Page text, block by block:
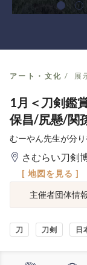
アート・文化 展
1月＜刀剣鑑
保昌/尻懸/関
むーやん先生が分
さむらい刀剣
[ 地図を見る ]
主催者団体情
刀 刀剣 日